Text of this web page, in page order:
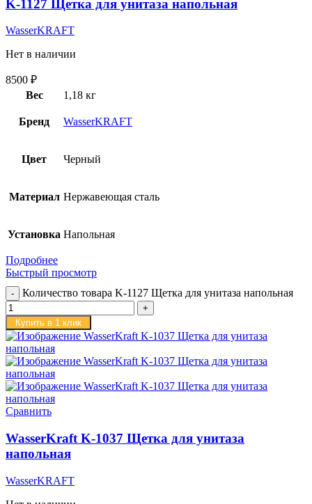
K-1127 Щетка для унитаза напольная
WasserKRAFT
Нет в наличии
8500 ₽
Вес
1,18 кг
Бренд WasserKRAFT
Цвет Черный
Материал Нержавеющая сталь
Установка Напольная
Подробнее
Быстрый просмотр
Количество товара K-1127 Щетка для унитаза напольная
Купить в 1 клик
Сравнить
WasserKraft K-1037 Щетка для унитаза
напольная
WasserKRAFT